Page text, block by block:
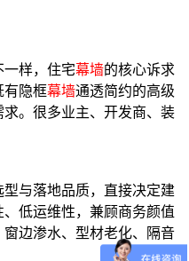
样，住宅幕墙的核心诉求
有隐框幕墙通透简约的高级
。很多业主、开发商、装
型与落地品质，直接决定建
低运维性，兼顾商务颜值
边渗水、型材老化、隔音